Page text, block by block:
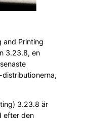
and Printing
3.23.8, en
3.23.8 är
efter den